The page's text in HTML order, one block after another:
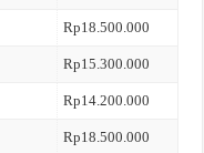
Rp18.500.000
Rp15.300.000
Rp14.200.000
Rp18.500.000